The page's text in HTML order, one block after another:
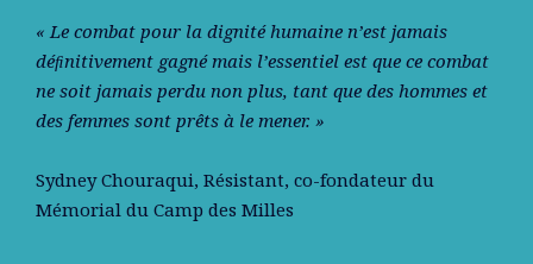
« Le combat pour la dignité humaine n’est jamais
déﬁnitivement gagné mais l’essentiel est que ce combat
ne soit jamais perdu non plus, tant que des hommes et
des femmes sont prêts à le mener. »
Sydney Chouraqui, Résistant, co-fondateur du
Mémorial du Camp des Milles